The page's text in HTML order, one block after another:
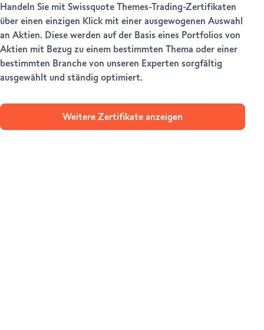
Handeln Sie mit Swissquote Themes-Trading-Zertifikaten
über einen einzigen Klick mit einer ausgewogenen Auswahl
an Aktien. Diese werden auf der Basis eines Portfolios von
Aktien mit Bezug zu einem bestimmten Thema oder einer
bestimmten Branche von unseren Experten sorgfältig
ausgewählt und ständig optimiert.
Weitere Zertifikate anzeigen